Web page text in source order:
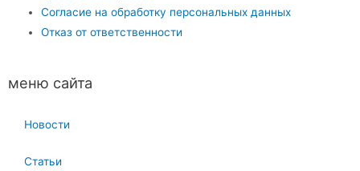
Согласие на обработку персональных данных
Отказ от ответственности
меню сайта
Новости
Статьи